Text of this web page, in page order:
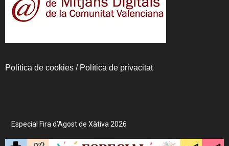
Política de cookies / Política de privacitat
Especial Fira d’Agost de Xàtiva 2026